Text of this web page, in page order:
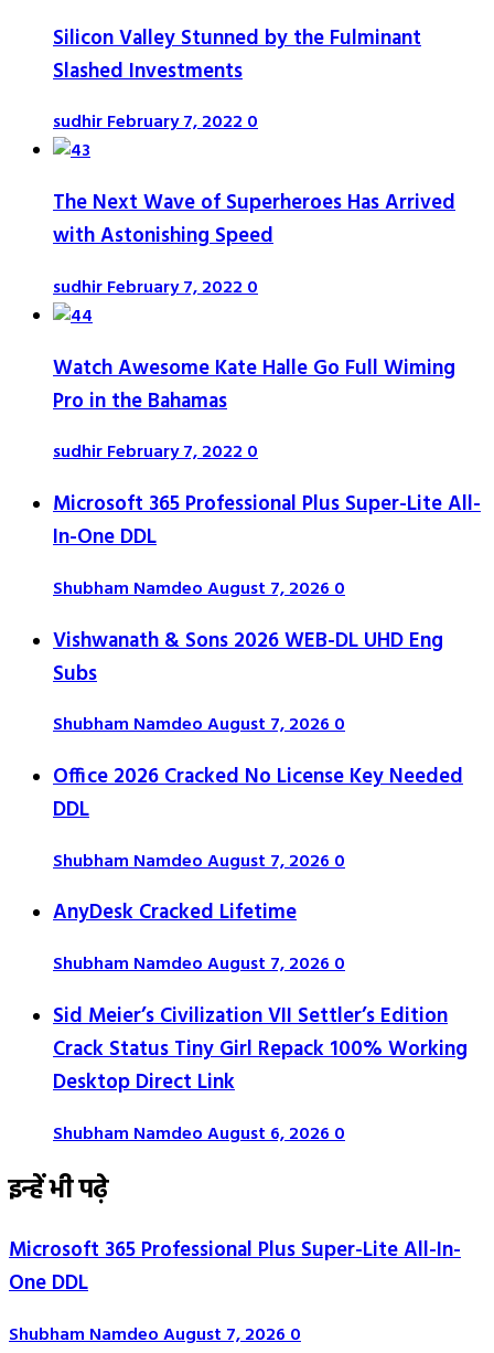
Silicon Valley Stunned by the Fulminant
Slashed Investments
sudhirFebruary 7, 20220
The Next Wave of Superheroes Has Arrived
with Astonishing Speed
sudhirFebruary 7, 20220
Watch Awesome Kate Halle Go Full Wiming
Pro in the Bahamas
sudhirFebruary 7, 20220
Microsoft 365 Professional Plus Super-Lite All-
In-One DDL
Shubham NamdeoAugust 7, 20260
Vishwanath & Sons 2026 WEB-DL UHD Eng
Subs
Shubham NamdeoAugust 7, 20260
Office 2026 Cracked No License Key Needed
DDL
Shubham NamdeoAugust 7, 20260
AnyDesk Cracked Lifetime
Shubham NamdeoAugust 7, 20260
Sid Meier’s Civilization VII Settler’s Edition
Crack Status Tiny Girl Repack 100% Working
Desktop Direct Link
Shubham NamdeoAugust 6, 20260
इन्हें भी पढ़े
Microsoft 365 Professional Plus Super-Lite All-In-
One DDL
Shubham NamdeoAugust 7, 20260